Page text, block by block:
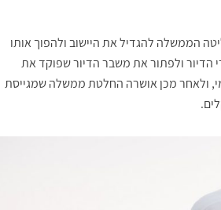
דרכה בשנות השמונים כיישוב קהילתי מצומצם. בשנת 2010 החליטה הממשלה להגדיל את היישוב ולהפוך אותו
הדיור ולפתור את משבר הדיור שפוקד את
לאומי, ולאחר מכן אושרה החלטת ממשלה שמגייסת